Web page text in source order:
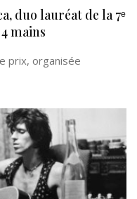
duo lauréat de la 7ᵉ
mains
prix, organisée